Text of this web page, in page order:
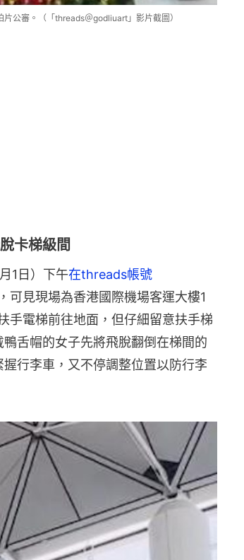
公審。（「threads＠godliuart」影片截圖）
卡梯級間
1日）下午在threads帳號
，可見現場為香港國際機場客運大樓1
手電梯前往地面，但仔細留意扶手梯
舌帽的女子先將飛脫翻倒在梯間的
行李車，又不停調整位置以防行李